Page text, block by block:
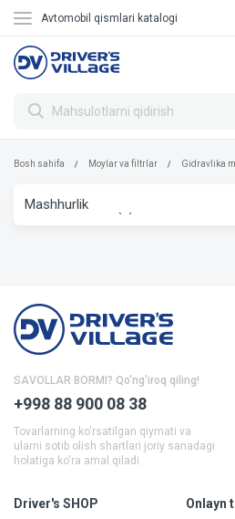
Avtomobil qismlari katalogi
Bosh sahifa Moylar va filtrlar Gidravlika
SAVOLLAR BORMI? Qo'ng'iroq qiling!
+998 88 900 08 38
Tovarlarning ko'rsatilgan qiymati va
ularni sotib olish shartlari joriy sanadagi
holatiga ko'ra amal qiladi.
Driver's SHOP
Onlayn